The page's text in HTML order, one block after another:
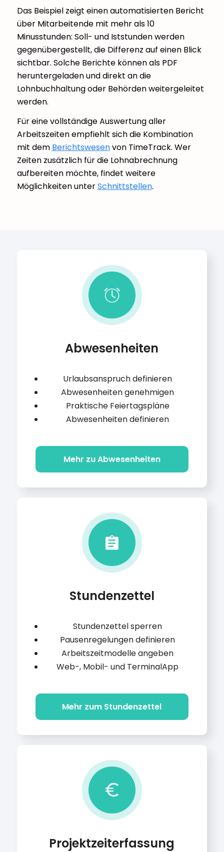
Das Beispiel zeigt einen automatisierten Bericht
über Mitarbeitende mit mehr als 10
Minusstunden: Soll- und Iststunden werden
gegenübergestellt, die Differenz auf einen Blick
sichtbar. Solche Berichte können als PDF
heruntergeladen und direkt an die
Lohnbuchhaltung oder Behörden weitergeleitet
werden.
Für eine vollständige Auswertung aller
Arbeitszeiten empfiehlt sich die Kombination
mit dem Berichtswesenvon TimeTrack. Wer
Zeiten zusätzlich für die Lohnabrechnung
aufbereiten möchte, findet weitere
Möglichkeiten unterSchnittstellen.
Abwesenheiten
Urlaubsanspruch definieren
Abwesenheiten genehmigen
Praktische Feiertagspläne
Abwesenheiten definieren
Mehr zu Abwesenheiten
Stundenzettel
Stundenzettel sperren
Pausenregelungen definieren
Arbeitszeitmodelle angeben
Web-, Mobil- und TerminalApp
Mehr zum Stundenzettel
Projektzeiterfassung